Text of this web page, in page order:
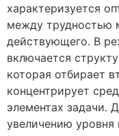
характеризуется
между трудностью
действующего. В
включается
которая отбирает
концентрирует
элементах задачи.
увеличению